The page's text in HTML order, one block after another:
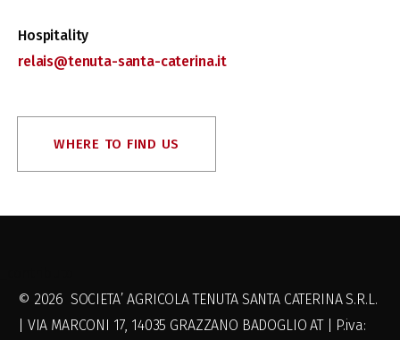
Hospitality
relais@tenuta-santa-caterina.it
WHERE TO FIND US
© 2026 SOCIETA’ AGRICOLA TENUTA SANTA CATERINA S.R.L.
| VIA MARCONI 17, 14035 GRAZZANO BADOGLIO AT | P.iva: